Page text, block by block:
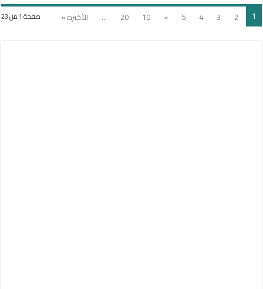
صفحة 1 من 23 1
2
3
4
5
»
10
20
... الأخيرة »